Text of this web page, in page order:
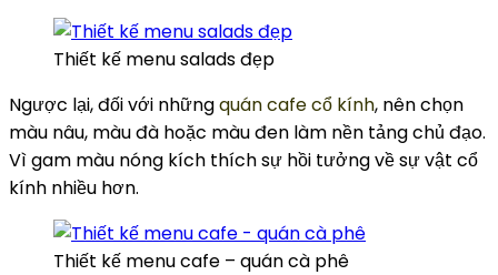
Thiết kế menu salads đẹp
Ngược lại, đối với nhữngquán cafe cổ kính, nên chọn
màu nâu, màu đà hoặc màu đen làm nền tảng chủ đạo.
Vì gam màu nóng kích thích sự hồi tưởng về sự vật cổ
kính nhiều hơn.
Thiết kế menu cafe – quán cà phê